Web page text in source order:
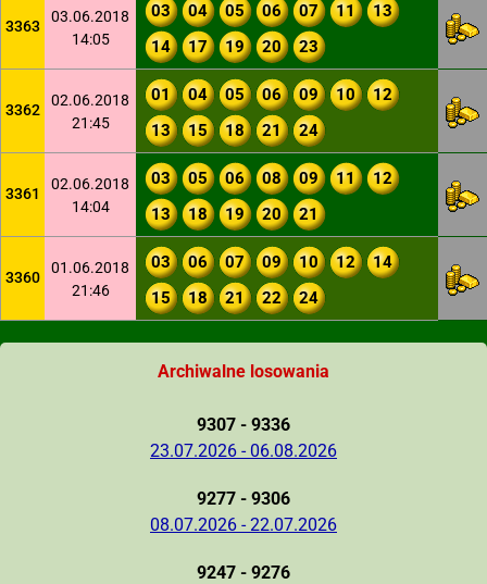
3363
03.06.2018
14:05
03 04 05 06 07 11
13
14
17 19 20 23
3362
02.06.2018
21:45
01 04 05 06 09 10
12
13
15 18 21 24
3361
02.06.2018
14:04
03 05 06 08 09 11
12
13
18 19 20 21
3360
01.06.2018
21:46
03 06 07 09 10 12
14
15
18 21 22 24
Archiwalne losowania
9307 - 9336
23.07.2026 - 06.08.2026
9277 - 9306
08.07.2026 - 22.07.2026
9247 - 9276